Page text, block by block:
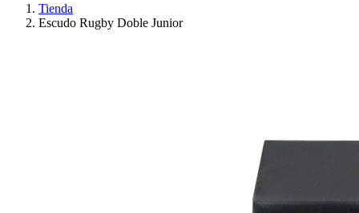
Tienda
Escudo Rugby Doble Junior